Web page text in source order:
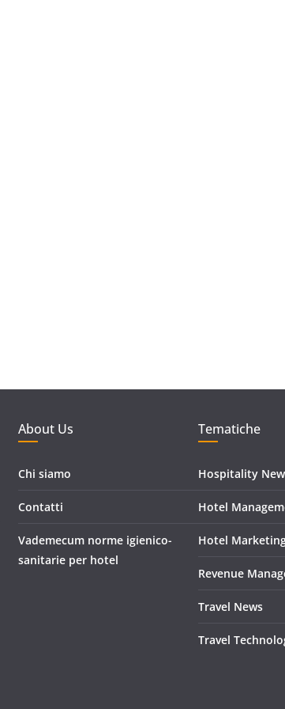
About Us
Chi siamo
Contatti
Vademecum norme igienico-
sanitarie per hotel
Tematiche
Hospitality
Hotel
Hotel
Revenue
Travel News
Travel